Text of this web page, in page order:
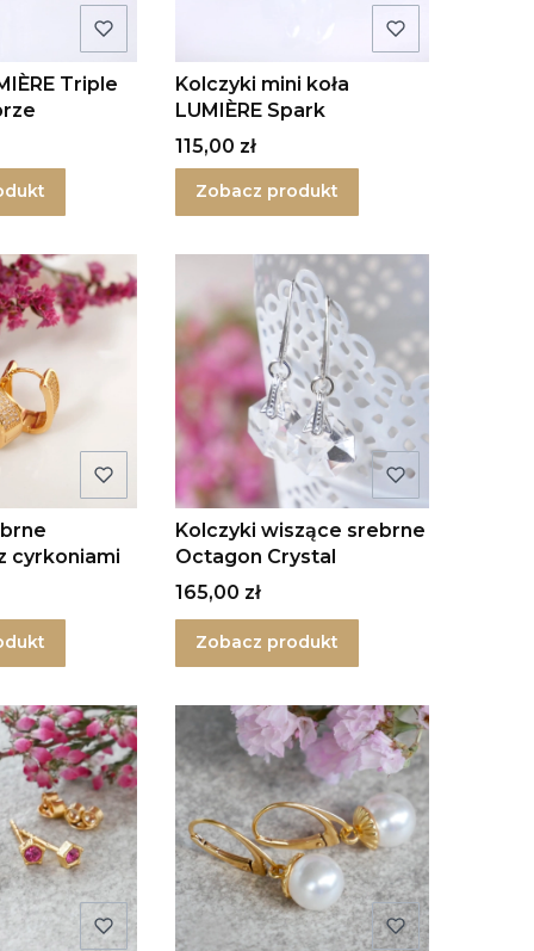
Triple
Kolczyki mini koła
LUMIÈRE Spark
Cena
115,00 zł
Zobacz produkt
cyrkoniami
Kolczyki wiszące srebrne
Octagon Crystal
Cena
165,00 zł
Zobacz produkt